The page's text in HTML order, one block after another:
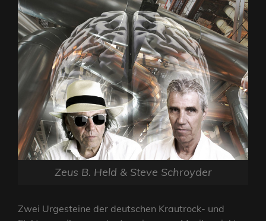
Zeus B. Held & Steve Schroyder
Zwei Urgesteine der deutschen Krautrock- und